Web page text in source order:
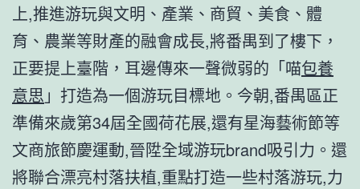
上,推進游玩與文明、產業、商貿、美食、體
育、農業等財產的融會成長,將番禺到了樓下，
正要提上臺階，耳邊傳來一聲微弱的「喵包養
意思 」打造為一個游玩目標地。今朝,番禺區正
準備來歲第34屆全國荷花展,還有星海藝術節等
文商旅節慶運動,晉陞全域游玩brand吸引力。還
將聯合漂亮村落扶植,重點打造一些村落游玩,力